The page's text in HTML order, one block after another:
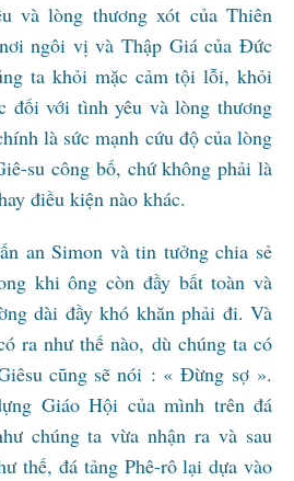
và lòng thương xót của Thiên
ngôi vị và Thập Giá của Đức
ta khỏi mặc cảm tội lỗi, khỏi
đối với tình yêu và lòng thương
là sức mạnh cứu độ của lòng
su công bố, chứ không phải là
điều kiện nào khác.
an Simon và tin tưởng chia sẻ
khi ông còn đầy bất toàn và
dài đầy khó khăn phải đi. Và
ra như thế nào, dù chúng ta có
cũng sẽ nói : « Đừng sợ ».
Giáo Hội của mình trên đá
chúng ta vừa nhận ra và sau
thế, đá tảng Phê-rô lại dựa vào